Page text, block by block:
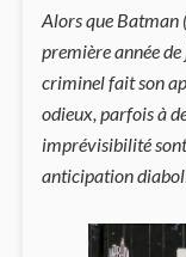
Alors que Batman
première année
criminel fait son
odieux, parfois à
imprévisibilité sont
anticipation